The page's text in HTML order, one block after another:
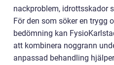
nackproblem, idrottsskador
För den som söker en trygg
bedömning kan
att kombinera noggrann
anpassad behandling